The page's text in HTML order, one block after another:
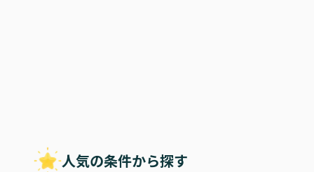
人気の条件から探す